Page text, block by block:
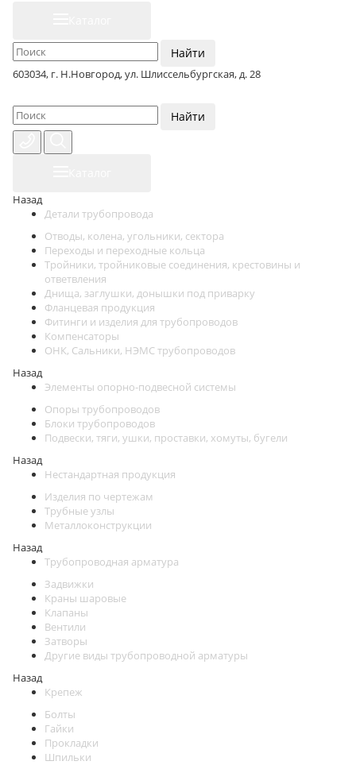
Найти
603034, г. Н.Новгород, ул. Шлиссельбургская, д. 28
Найти
Назад
Детали трубопровода
Отводы, колена, угольники, сектора
Переходы и переходные кольца
Тройники, тройниковые соединения, крестовины и
ответвления
Днища, заглушки, донышки под приварку
Фланцевая продукция
Фитинги и изделия для трубопроводов
Компенсаторы
ОНК, Сальники, НЭМС трубопроводов
Назад
Элементы опорно-подвесной системы
Опоры трубопроводов
Блоки трубопроводов
Подвески, тяги, ушки, проставки, хомуты, бугели
Назад
Нестандартная продукция
Изделия по чертежам
Трубные узлы
Металлоконструкции
Назад
Трубопроводная арматура
Задвижки
Краны шаровые
Клапаны
Вентили
Затворы
Другие виды трубопроводной арматуры
Назад
Крепеж
Болты
Гайки
Прокладки
Шпильки